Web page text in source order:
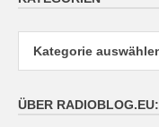
ÜBER RADIOBLOG.EU: